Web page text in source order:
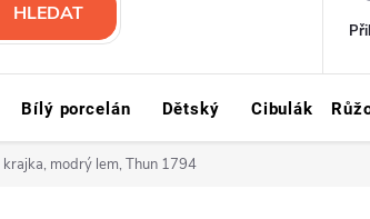
HLEDAT
Bílý porcelán Dětský Cibulák
modrý lem, Thun 1794